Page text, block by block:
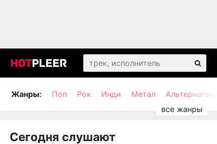
Жанры: Поп Рок Инди Метал
Сегодня слушают